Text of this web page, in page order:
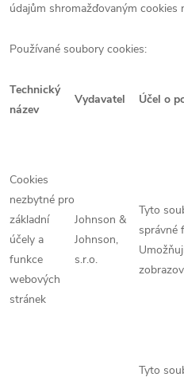
údajům shromažďovaným cookies
Používané soubory cookies:
Technický
název
Vydavatel Účel o
Cookies
nezbytné pro
základní
účely a
funkce
webových
stránek
Johnson &
Johnson,
s.r.o.
Tyto
správné
Tyto